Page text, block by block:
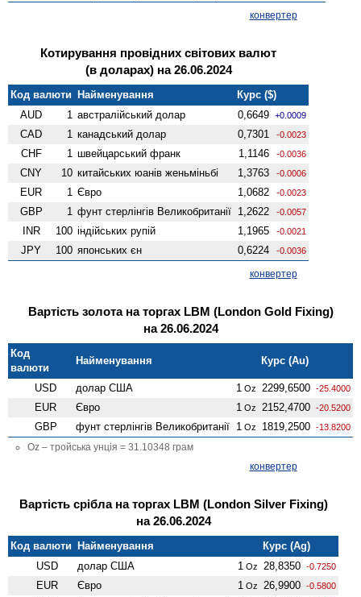
конвертер
Котирування провідних світових валют
(в доларах) на 26.06.2024
Код валюти Найменування
Курс ($)
AUD
1 австралійський долар 0,6649 +0.0009
CAD 1 канадський долар 0,7301 -0.0023
CHF 1 швейцарський франк 1,1146 -0.0036
CNY 10 китайських юанів женьмiньбi 1,3763 -0.0006
EUR 1 Євро 1,0682 -0.0023
GBP 1 фунт стерлінгів Велико­британії 1,2622 -0.0057
INR 100 індійських рупій 1,1965 -0.0021
JPY 100 японських єн 0,6224 -0.0036
конвертер
Вартість золота на торгах LBM (London Gold Fixing)
на 26.06.2024
Код
валюти
Найменування Курс (Au)
USD долар США 1 Oz 2299,6500 -25.4000
EUR Євро 1 Oz 2152,4700 -20.5200
GBP фунт стерлінгів Велико­британії 1 Oz 1819,2500 -13.8200
Oz – тройська унція = 31.10348 грам
конвертер
Вартість срібла на торгах LBM (London Silver Fixing)
на 26.06.2024
Код валюти Найменування
Курс (Ag)
USD
долар США 1 Oz 28,8350 -0.7250
EUR Євро 1 Oz 26,9900 -0.5800